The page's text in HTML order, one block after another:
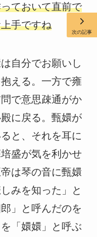
ておいて直前で
手ですね
自分でお願いし
える。一方で雍
で意思疎通がか
に戻る。甄嬛が
と、それを耳に
盛が気を利かせ
は琴の音に甄嬛
みを知った」と
」と呼んだのを
「嬛嬛」と呼ぶ
次の記事